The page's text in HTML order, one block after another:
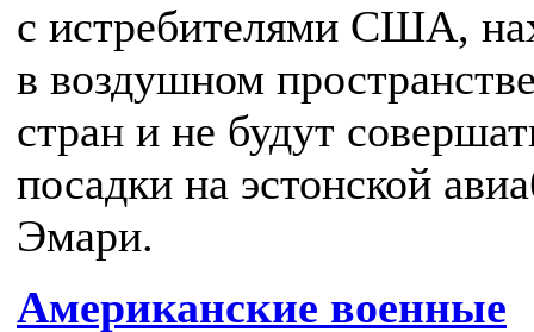
с истребителями США,
в воздушном
стран и не будут
посадки на эстонской
Эмари.
Американские военные